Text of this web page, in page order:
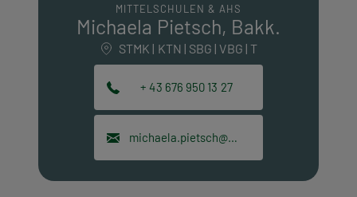
MITTELSCHULEN & AHS
Michaela Pietsch, Bakk.
STMK | KTN | SBG | VBG | T
+ 43 676 950 13 27
michaela.pietsch@hpt.at